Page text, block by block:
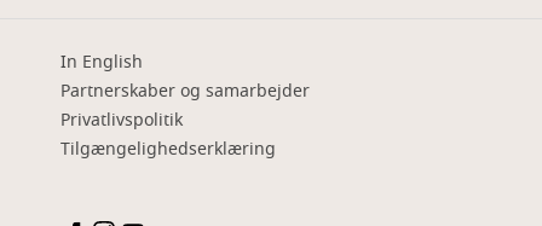
In English
Partnerskaber og samarbejder
Privatlivspolitik
Tilgængelighedserklæring